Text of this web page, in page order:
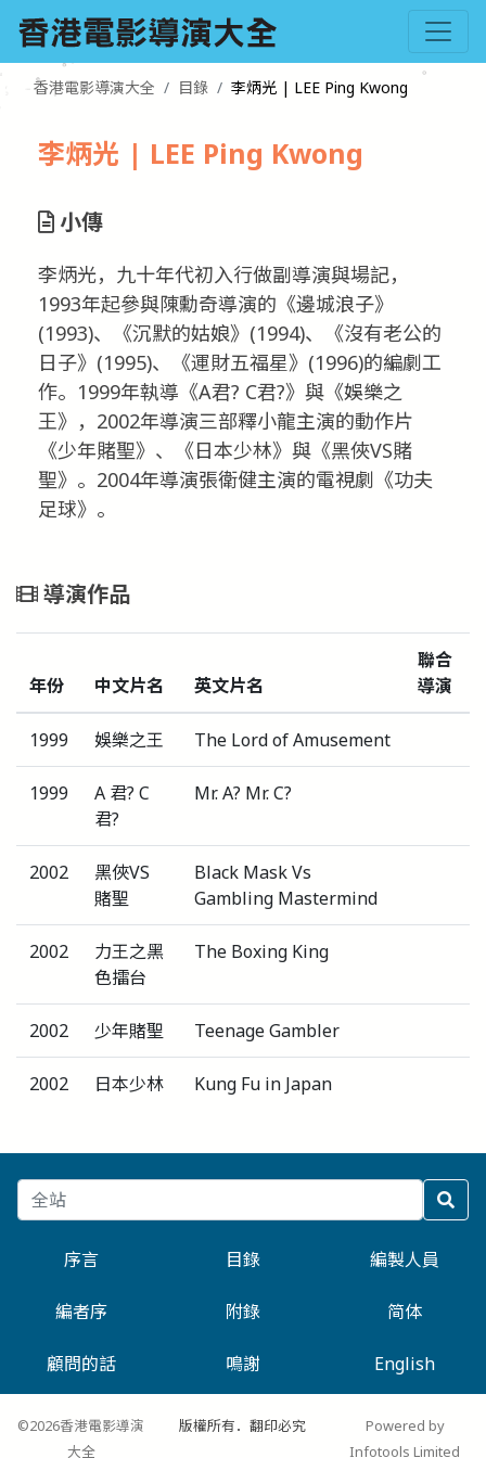
香港電影導演大全 目錄 李炳光 | LEE Ping Kwong
李炳光 | LEE Ping Kwong
小傳
李炳光，九十年代初入行做副導演與場記，
1993年起參與陳勳奇導演的《邊城浪子》
(1993)、《沉默的姑娘》(1994)、《沒有老公的
日子》(1995)、《運財五福星》(1996)的編劇工
作。1999年執導《A君? C君?》與《娛樂之
王》，2002年導演三部釋小龍主演的動作片
《少年賭聖》、《日本少林》與《黑俠VS賭
聖》。2004年導演張衛健主演的電視劇《功夫
足球》。
導演作品
年份 中文片名 英文片名
聯合
導演
1999 娛樂之王 The Lord of Amusement
1999
A 君? C
君?
Mr. A? Mr. C?
2002
黑俠VS
賭聖
Black Mask Vs
Gambling Mastermind
2002
力王之黑
色擂台
The Boxing King
2002 少年賭聖 Teenage Gambler
2002 日本少林 Kung Fu in Japan
序言 目錄 編製人員
編者序 附錄 简体
顧問的話 鳴謝 English
©2026香港電影導演
大全
版權所有．翻印必究
Powered by
Infotools Limited